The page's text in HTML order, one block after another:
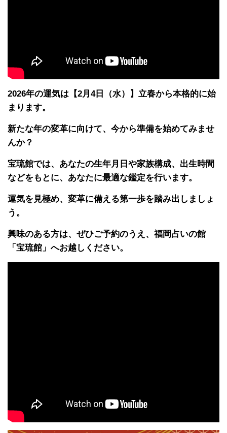
2026年の運気は【2月4日（水）】立春から本格的に始
まります。
新たな年の変革に向けて、今から準備を始めてみませ
んか？
宝琉館では、あなたの生年月日や家族構成、出生時間
などをもとに、あなたに最適な鑑定を行います。
運気を見極め、変革に備える第一歩を踏み出しましょ
う。
興味のある方は、ぜひご予約のうえ、福岡占いの館
「宝琉館」へお越しください。